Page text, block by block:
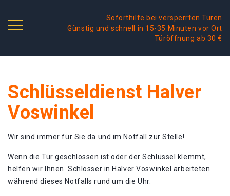
Soforthilfe bei versperrten Türen
Günstig und schnell in 15-35 Minuten vor Ort
Türöffnung ab 30 €
Schlüsseldienst Halver
Voswinkel
Wir sind immer für Sie da und im Notfall zur Stelle!
Wenn die Tür geschlossen ist oder der Schlüssel klemmt,
helfen wir Ihnen. Schlosser in Halver Voswinkel arbeiteten
während dieses Notfalls rund um die Uhr.